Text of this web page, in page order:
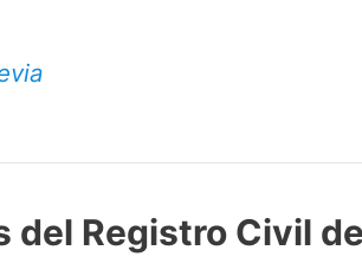
del Registro Civil